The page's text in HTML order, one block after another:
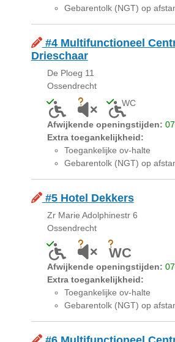
Gebarentolk (NGT) op
#4 Multifunctioneel
Drieschaar
De Ploeg 11
Ossendrecht
Toegankelijk voor
Onbekend of
WC
Afwijkende openingstijden:
Extra toegankelijkheid:
Toegankelijke ov-halte
Gebarentolk (NGT) op
#5 Hotel Dekkers
Zr Marie Adolphinestr 6
Ossendrecht
Toegankelijk voor
Onbekend of
WCOnbekend
Afwijkende openingstijden:
Extra toegankelijkheid:
Toegankelijke ov-halte
Gebarentolk (NGT) op